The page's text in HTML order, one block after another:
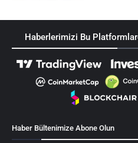
Haberlerimizi Bu
Haber Bültenimize Abone Olun